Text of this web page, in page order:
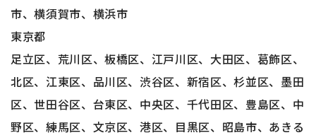
市、横須賀市、横浜市
東京都
足立区、荒川区、板橋区、江戸川区、大田区、葛飾区、
北区、江東区、品川区、渋谷区、新宿区、杉並区、墨田
区、世田谷区、台東区、中央区、千代田区、豊島区、中
野区、練馬区、文京区、港区、目黒区、昭島市、あきる